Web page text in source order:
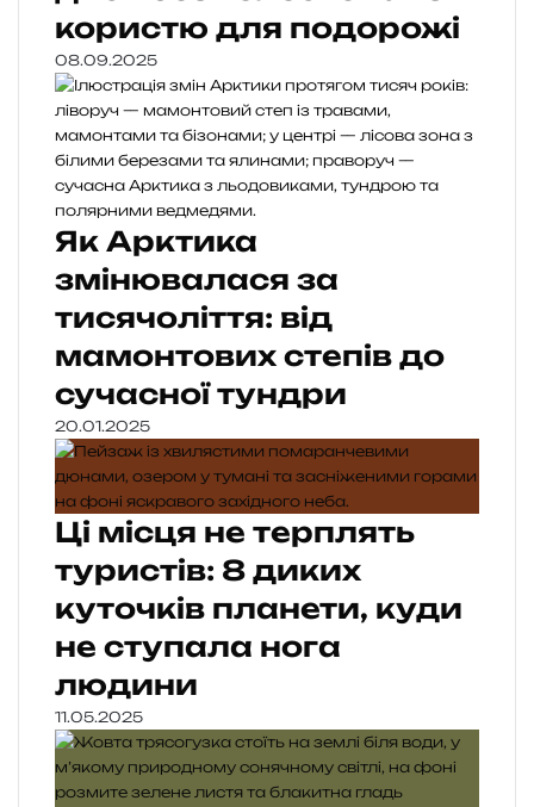
користю для подорожі
08.09.2025
Як Арктика
змінювалася за
тисячоліття: від
мамонтових степів до
сучасної тундри
20.01.2025
Ці місця не терплять
туристів: 8 диких
куточків планети, куди
не ступала нога
людини
11.05.2025